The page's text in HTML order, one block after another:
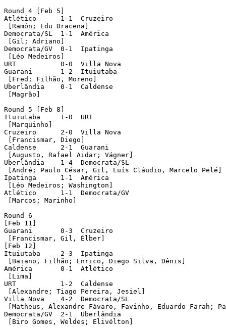
Round 4 [Feb 5]
Atlético      1-1  Cruzeiro
[Ramón; Edu Dracena]
Democrata/SL  1-1  América
[Gil; Adriano]
Democrata/GV  0-1  Ipatinga
[Léo Medeiros]
URT           0-0  Villa Nova
Guarani       1-2  Ituiutaba
[Fred; Filhão, Moreno]
Uberlândia    0-1  Caldense
[Magrão]
Round 5 [Feb 8]
Ituiutaba     1-0  URT
[Marquinho]
Cruzeiro      2-0  Villa Nova
[Francismar, Diego]
Caldense      2-1  Guarani
[Augusto, Rafael Aidar; Vágner]
Uberlândia    1-4  Democrata/SL
[André; Paulo César, Gil, Luís Cláudio, Marcelo Pelé]
Ipatinga      1-1  América
[Léo Medeiros; Washington]
Atlético      1-1  Democrata/GV
[Marcos; Marinho]
Round 6
[Feb 11]
Guarani       0-3  Cruzeiro
[Francismar, Gil, Élber]
[Feb 12]
Ituiutaba     2-3  Ipatinga
[Baiano, Filhão; Enrico, Diego Silva, Dênis]
América       0-1  Atlético
[Lima]
URT           1-2  Caldense
[Alexandre; Tiago Pereira, Jesiel]
Villa Nova    4-2  Democrata/SL
[Matheus, Alexandre Fávaro, Favinho, Eduardo Farah;
Democrata/GV  2-1  Uberlândia
[Biro Gomes, Weldes; Elivélton]